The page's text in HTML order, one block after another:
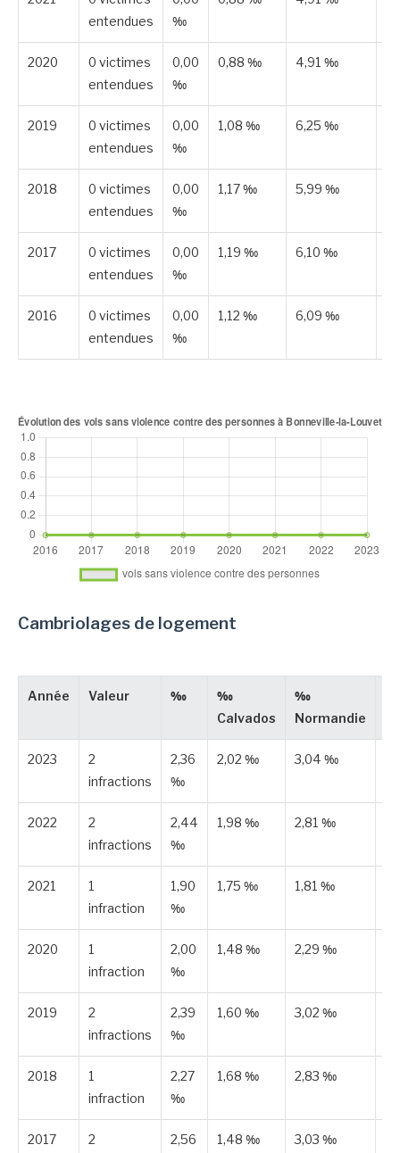
entendues
‰
2020
0 victimes
entendues
0,00
‰
0,88 ‰ 4,91 ‰
2019
0 victimes
entendues
0,00
‰
1,08 ‰ 6,25 ‰
2018
0 victimes
entendues
0,00
‰
1,17 ‰ 5,99 ‰
2017
0 victimes
entendues
0,00
‰
1,19 ‰ 6,10 ‰
2016
0 victimes
entendues
0,00
‰
1,12 ‰ 6,09 ‰
Cambriolages de logement
Année Valeur ‰
‰
Calvados
‰
Normandie
2023
2
infractions
2,36
‰
2,02 ‰ 3,04 ‰
2022
2
infractions
2,44
‰
1,98 ‰ 2,81 ‰
2021
1
infraction
1,90
‰
1,75 ‰ 1,81 ‰
2020
1
infraction
2,00
‰
1,48 ‰ 2,29 ‰
2019
2
infractions
2,39
‰
1,60 ‰ 3,02 ‰
2018
1
infraction
2,27
‰
1,68 ‰ 2,83 ‰
2017
2
2,56
1,48 ‰ 3,03 ‰